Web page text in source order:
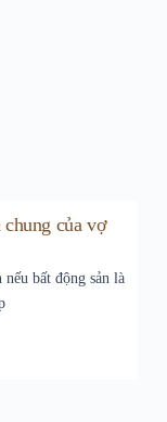
của vợ
bất động sản là